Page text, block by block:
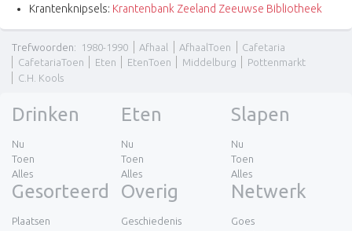
Krantenknipsels: Krantenbank Zeeland Zeeuwse Bibliotheek
Trefwoorden: 1980-1990 Afhaal AfhaalToen
Cafetaria
CafetariaToen
Eten EtenToen Middelburg
Pottenmarkt
C.H. Kools
Drinken
Nu
Toen
Alles
Eten
Nu
Toen
Alles
Slapen
Nu
Toen
Alles
Gesorteerd
Plaatsen
Overig
Geschiedenis
Netwerk
Goes